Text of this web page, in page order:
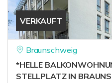
VERKAUFT
Braunschweig
*HELLE
STELLPLATZ IN